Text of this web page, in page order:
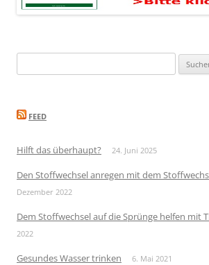
nach:
FEED
Hilft das überhaupt? 24. Juni 2025
Den Stoffwechsel anregen mit dem
Dezember 2022
Dem Stoffwechsel auf die Sprünge helfen mit
2022
Gesundes Wasser trinken 6. Mai 2021